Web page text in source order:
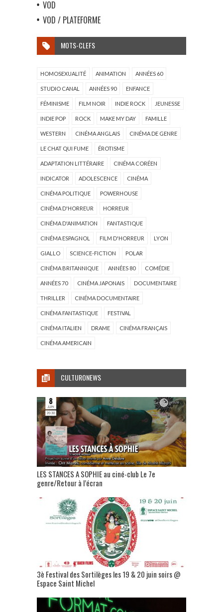
VOD
VOD / PLATEFORME
MOTS-CLEFS
HOMOSEXUALITÉ ANIMATION ANNÉES 60
STUDIO CANAL ANNÉES 90 ENFANCE
FÉMINISME FILM NOIR INDIE ROCK JEUNESSE
INDIE POP ROCK MAKE MY DAY FAMILLE
WESTERN CINÉMA ANGLAIS CINÉMA DE GENRE
LE CHAT QUI FUME ÉROTISME
ADAPTATION LITTÉRAIRE CINÉMA CORÉEN
INDICATOR ADOLESCENCE CINÉMA
CINÉMA POLITIQUE POWERHOUSE
CINÉMA D'HORREUR HORREUR
CINÉMA D'ANIMATION FANTASTIQUE
CINÉMA ESPAGNOL FILM D'HORREUR LYON
GIALLO SCIENCE-FICTION POLAR
CINÉMA BRITANNIQUE ANNÉES 80 COMÉDIE
ANNÉES 70 CINÉMA JAPONAIS DOCUMENTAIRE
THRILLER CINÉMA DOCUMENTAIRE
CINÉMA FANTASTIQUE FESTIVAL
CINÉMA ITALIEN DRAME CINÉMA FRANÇAIS
CINÉMA AMERICAIN
CULTURONEWS
LES STANCES A SOPHIE au ciné-club Le 7e
genre/Retour à l’écran
3è Festival des Sortilèges les 19 & 20 juin soirs @
Espace Saint Michel